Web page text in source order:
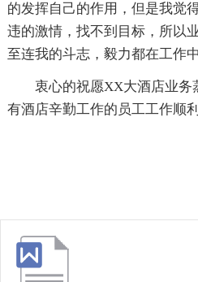
的发挥自己的作用，但是我觉
违的激情，找不到目标，所以
至连我的斗志，毅力都在工作
衷心的祝愿XX大酒店业务
有酒店辛勤工作的员工工作顺